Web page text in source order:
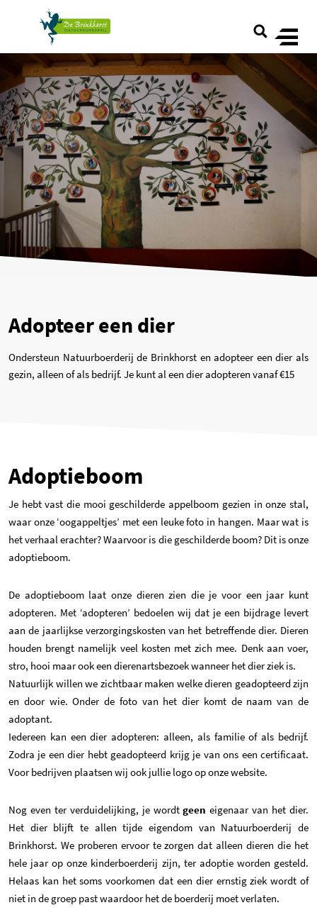
Skip to Content
Adopteer een dier
Ondersteun Natuurboerderij de Brinkhorst en adopteer een dier als
gezin, alleen of als bedrijf. Je kunt al een dier adopteren vanaf €15
Adoptieboom
Je hebt vast die mooi geschilderde appelboom gezien in onze stal,
waar onze ‘oogappeltjes’ met een leuke foto in hangen. Maar wat is
het verhaal erachter? Waarvoor is die geschilderde boom? Dit is onze
adoptieboom.
De adoptieboom laat onze dieren zien die je voor een jaar kunt
adopteren. Met ‘adopteren’ bedoelen wij dat je een bijdrage levert
aan de jaarlijkse verzorgingskosten van het betreffende dier. Dieren
houden brengt namelijk veel kosten met zich mee. Denk aan voer,
stro, hooi maar ook een dierenartsbezoek wanneer het dier ziek is.
Natuurlijk willen we zichtbaar maken welke dieren geadopteerd zijn
en door wie. Onder de foto van het dier komt de naam van de
adoptant.
Iedereen kan een dier adopteren: alleen, als familie of als bedrijf.
Zodra je een dier hebt geadopteerd krijg je van ons een certificaat.
Voor bedrijven plaatsen wij ook jullie logo op onze website.
Nog even ter verduidelijking, je wordtgeeneigenaar van het dier.
Het dier blijft te allen tijde eigendom van Natuurboerderij de
Brinkhorst. We proberen ervoor te zorgen dat alleen dieren die het
hele jaar op onze kinderboerderij zijn, ter adoptie worden gesteld.
Helaas kan het soms voorkomen dat een dier ernstig ziek wordt of
niet in de groep past waardoor het de boerderij moet verlaten.